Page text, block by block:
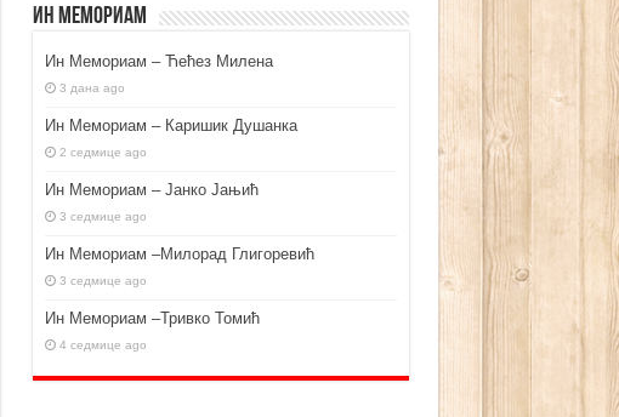
Ин Мемориам
Ин Мемориам – Ћећез Милена
3 дана ago
Ин Мемориам – Каришик Душанка
2 седмице ago
Ин Мемориам – Јанко Јањић
3 седмице ago
Ин Мемориам –Милорад Глигоревић
3 седмице ago
Ин Мемориам –Тривко Томић
4 седмице ago